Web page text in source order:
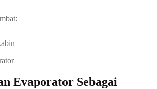
Evaporator Sebagai